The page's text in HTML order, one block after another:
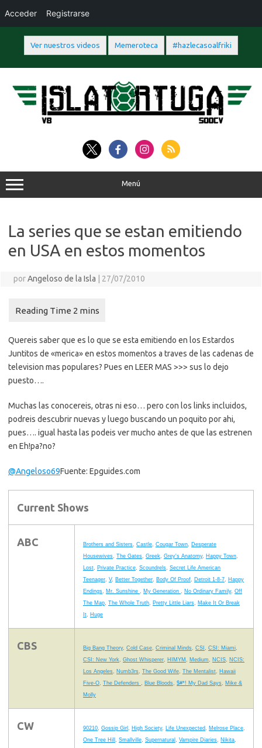
Ver nuestros videos Memeroteca #hazlecasoalfriki
contenido
Menú
La series que se estan emitiendo
en USA en estos momentos
porAngeloso de la Isla 27/07/2010
Quereis saber que es lo que se esta emitiendo en los Estardos
Juntitos de «merica» en estos momentos a traves de las cadenas de
television mas populares? Pues en LEER MAS >>> sus lo dejo
puesto….
Muchas las conocereis, otras ni eso… pero con los links incluidos,
podreis descubrir nuevas y luego buscando un poquito por ahi,
pues…. igual hasta las podeis ver mucho antes de que las estrenen
en Eh!pa?no?
@Angeloso69Fuente: Epguides.com
Current Shows
ABC Brothers and Sisters, Castle, Cougar Town, Desperate
Housewives, The Gates, Greek, Grey's Anatomy, Happy Town,
Lost, Private Practice, Scoundrels, Secret Life American
Teenager, V, Better Together, Body Of Proof, Detroit 1-8-7, Happy
Endings, Mr. Sunshine , My Generation , No Ordinary Family, Off
The Map, The Whole Truth, Pretty Little Liars, Make It Or Break
It, Huge
CBS Big Bang Theory, Cold Case, Criminal Minds, CSI , CSI: Miami,
CSI: New York, Ghost Whisperer, HIMYM , Medium , NCIS, NCIS:
Los Angeles, Numb3rs, The Good Wife, The Mentalist, Hawaii
Five-O, The Defenders , Blue Bloods, $#*! My Dad Says, Mike &
Molly
CW 90210, Gossip Girl , High Society, Life Unexpected, Melrose Place,
One Tree Hill , Smallville, Supernatural , Vampire Diaries, Nikita,
Acceder Registrarse